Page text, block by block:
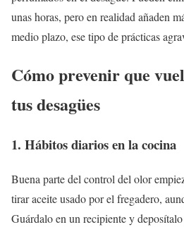
unas horas, pero en realidad añaden
medio plazo, ese tipo de prácticas
Cómo prevenir que
tus desagües
1. Hábitos diarios en la cocina
Buena parte del control del olor
tirar aceite usado por el fregadero,
Guárdalo en un recipiente y